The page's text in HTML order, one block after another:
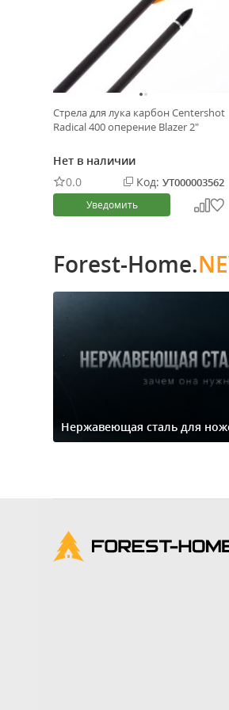
Стрела для лука карбон Centershot
Radical 400 оперение Blazer 2"
Нет в наличии
0.0
Код: УТ000003562
Уведомить
Forest-Home.
Нержавеющая сталь для